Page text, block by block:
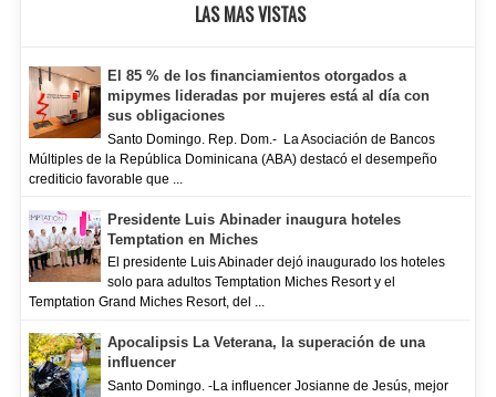
LAS MAS VISTAS
El 85 % de los financiamientos otorgados a
mipymes lideradas por mujeres está al día con
sus obligaciones
Santo Domingo. Rep. Dom.- La Asociación de Bancos
Múltiples de la República Dominicana (ABA) destacó el desempeño
crediticio favorable que ...
Presidente Luis Abinader inaugura hoteles
Temptation en Miches
El presidente Luis Abinader dejó inaugurado los hoteles
solo para adultos Temptation Miches Resort y el
Temptation Grand Miches Resort, del ...
Apocalipsis La Veterana, la superación de una
influencer
Santo Domingo. -La influencer Josianne de Jesús, mejor